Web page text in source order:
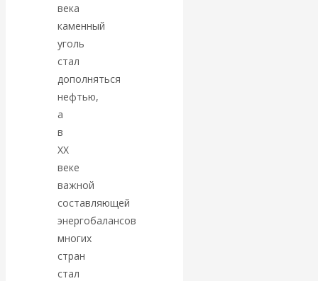
экономист
Валентин
Катасонов
считает, что
кризис в
банковской
сфере России
уже начался
века
каменный
уголь
стал
дополняться
нефтью,
а
в
XX
веке
важной
составляющей
энергобалансов
многих
стран
стал